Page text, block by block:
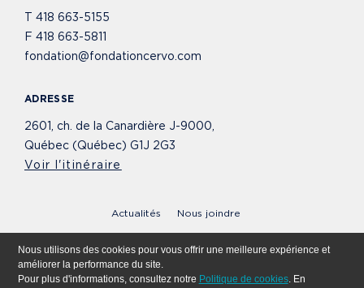
Nous utilisons des cookies pour vous offrir une meilleure expérience et
améliorer la performance du site.
Pour plus d'informations, consultez notre Politique de cookies. En
418 663-5155
F 418 663-5811
fondation@fondationcervo.com
ADRESSE
2601, ch. de la Canardière J-9000,
Québec (Québec) G1J 2G3
Voir l'itinéraire
Actualités Nous joindre
© 2020 - 2026 Fondation Cervo. Tous droits réservés.
Politique de cookies